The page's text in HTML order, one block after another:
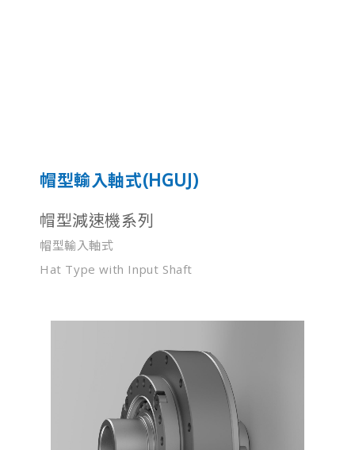
帽型輸入軸式(HGUJ)
帽型減速機系列
帽型輸入軸式
Hat Type with Input Shaft